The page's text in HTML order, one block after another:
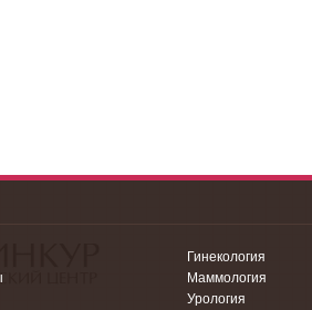
Гинекология
Маммология
Урология